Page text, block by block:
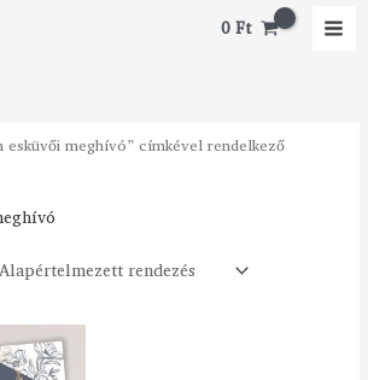
0Ft
esküvői meghívó” címkével rendelkező